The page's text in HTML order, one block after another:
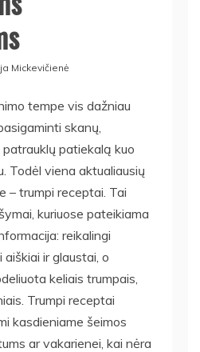
Mickevičienė
tempe vis dažniau
skanų,
patiekalą kuo
Todėl viena aktualiausių
– trumpi receptai. Tai
kuriuose pateikiama
reikalingi
ir glaustai, o
keliais trumpais,
Trumpi receptai
kasdieniame šeimos
ar vakarienei, kai nėra